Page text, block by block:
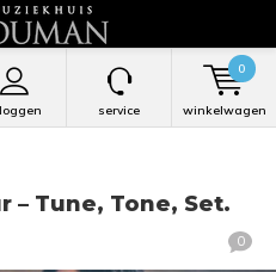
service winkelwagen
0
– Tune, Tone, Set.
0